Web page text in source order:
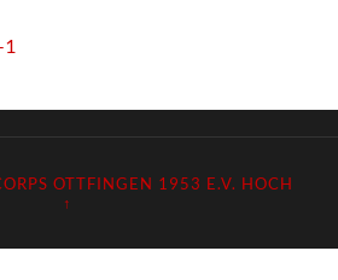
OTTFINGEN 1953 E.V. HOCH
↑